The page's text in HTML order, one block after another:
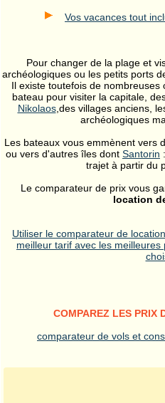
Vos vacances tout
Pour changer de la plage et
archéologiques ou les petits ports
Il existe toutefois de
bateau pour visiter la capitale,
Nikolaos,des villages anciens,
archéologiques
Les bateaux vous emmènent vers
ou vers d'autres îles dont Santorin
trajet à partir du
Le comparateur de prix vous
location
Utiliser le comparateur de
meilleur tarif avec les
COMPAREZ LES PRIX
comparateur de vols et